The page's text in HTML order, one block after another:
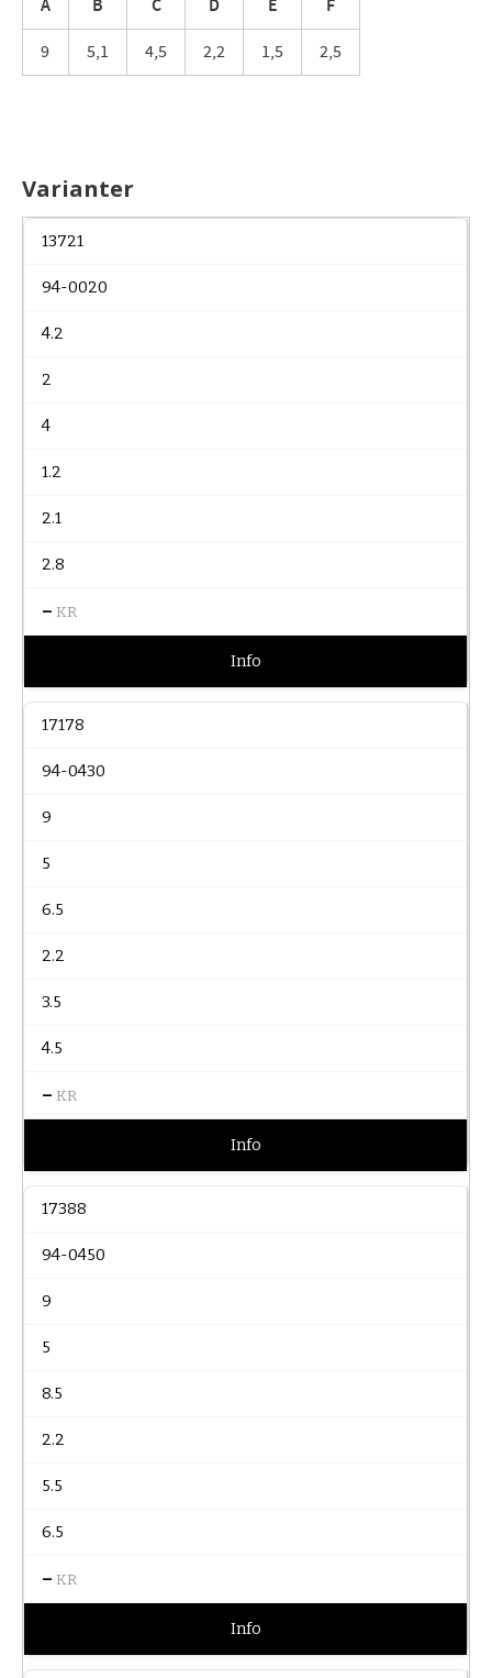
A B C D E F
9 5,1 4,5 2,2 1,5 2,5
Varianter
13721
94-0020
4.2
2
4
1.2
2.1
2.8
– KR
Info
17178
94-0430
9
5
6.5
2.2
3.5
4.5
– KR
Info
17388
94-0450
9
5
8.5
2.2
5.5
6.5
– KR
Info